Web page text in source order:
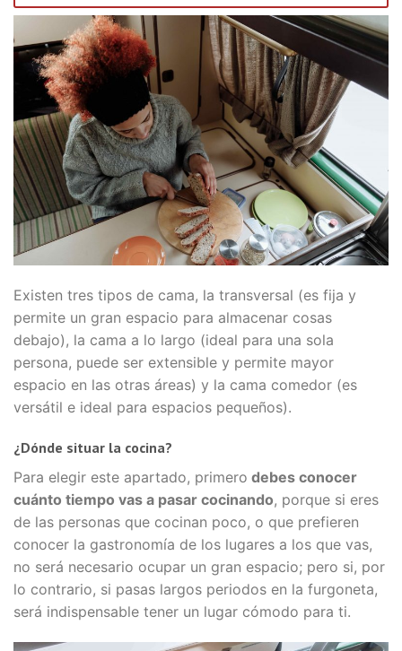
Existen tres tipos de cama, la transversal (es fija y
permite un gran espacio para almacenar cosas
debajo), la cama a lo largo (ideal para una sola
persona, puede ser extensible y permite mayor
espacio en las otras áreas) y la cama comedor (es
versátil e ideal para espacios pequeños).
¿Dónde situar la cocina?
Para elegir este apartado, primero debes conocer
cuánto tiempo vas a pasar cocinando, porque si eres
de las personas que cocinan poco, o que prefieren
conocer la gastronomía de los lugares a los que vas,
no será necesario ocupar un gran espacio; pero si, por
lo contrario, si pasas largos periodos en la furgoneta,
será indispensable tener un lugar cómodo para ti.